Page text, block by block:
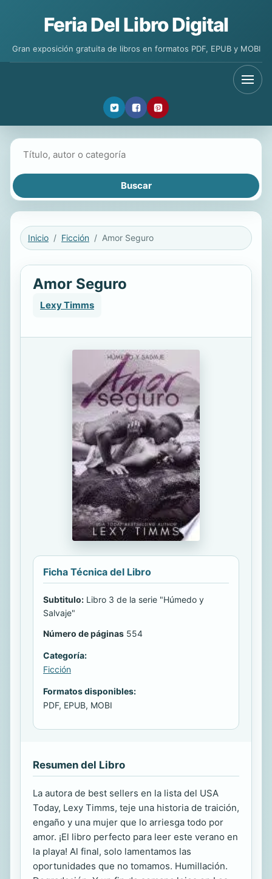
Feria Del Libro Digital
Gran exposición gratuita de libros en formatos PDF, EPUB y MOBI
Inicio Ficción Amor Seguro
Amor Seguro
Lexy Timms
Ficha Técnica del Libro
Subtitulo: Libro 3 de la serie "Húmedo y
Salvaje"
Número de páginas 554
Categoría:
Ficción
Formatos disponibles:
PDF, EPUB, MOBI
Resumen del Libro
La autora de best sellers en la lista del USA
Today, Lexy Timms, teje una historia de traición,
engaño y una mujer que lo arriesga todo por
amor. ¡El libro perfecto para leer este verano en
la playa! Al final, solo lamentamos las
oportunidades que no tomamos. Humillación.